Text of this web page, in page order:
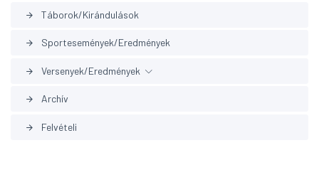
arrow_forward Táborok/Kirándulások
arrow_forward Sportesemények/Eredmények
arrow_forward Versenyek/Eredmények
Korábbi eredmények
arrow_forward Archív
arrow_forward Felvételi